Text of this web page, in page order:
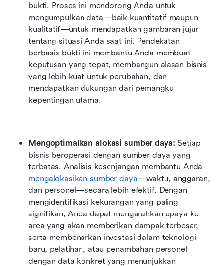
bukti. Proses ini mendorong Anda untuk
mengumpulkan data—baik kuantitatif maupun
kualitatif—untuk mendapatkan gambaran jujur
tentang situasi Anda saat ini. Pendekatan
berbasis bukti ini membantu Anda membuat
keputusan yang tepat, membangun alasan bisnis
yang lebih kuat untuk perubahan, dan
mendapatkan dukungan dari pemangku
kepentingan utama.
Mengoptimalkan alokasi sumber daya: Setiap
bisnis beroperasi dengan sumber daya yang
mengalokasikan sumber daya—waktu, anggaran,
dan personel—secara lebih efektif. Dengan
mengidentifikasi kekurangan yang paling
signifikan, Anda dapat mengarahkan upaya ke
area yang akan memberikan dampak terbesar,
serta membenarkan investasi dalam teknologi
baru, pelatihan, atau penambahan personel
dengan data konkret yang menunjukkan